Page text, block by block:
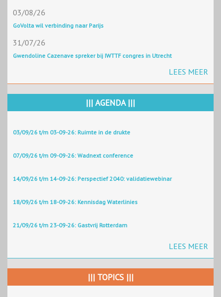
03/08/26
GoVolta wil verbinding naar Parijs
31/07/26
Gwendoline Cazenave spreker bij IWTTF congres in Utrecht
LEES MEER
||| AGENDA |||
03/09/26 t/m 03-09-26: Ruimte in de drukte
07/09/26 t/m 09-09-26: Wadnext conference
14/09/26 t/m 14-09-26: Perspectief 2040: validatiewebinar
18/09/26 t/m 18-09-26: Kennisdag Waterlinies
21/09/26 t/m 23-09-26: Gastvrij Rotterdam
LEES MEER
||| TOPICS |||